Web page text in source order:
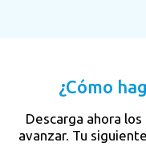
¿Cómo
Descarga ahora
avanzar. Tu